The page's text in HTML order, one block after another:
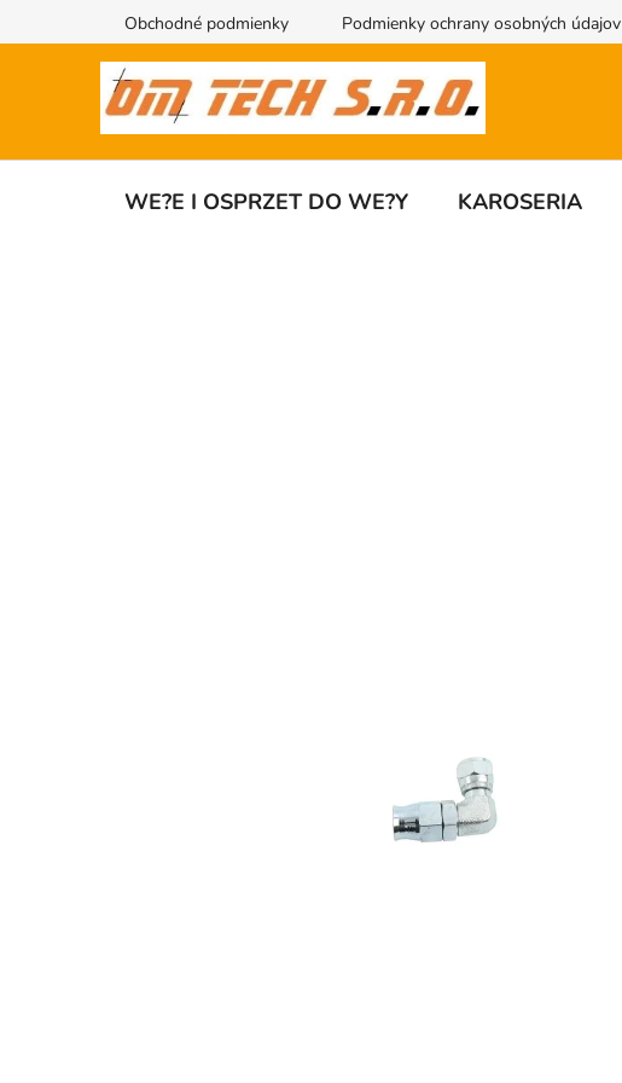
do
Obchodné podmienky Podmienky ochrany osobných údajov
WE?E I OSPRZET DO WE?Y KAROSERIA